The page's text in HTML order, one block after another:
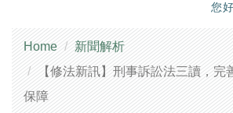
您
Home
新聞解析
【修法新訊】刑事訴訟法三讀，完
保障